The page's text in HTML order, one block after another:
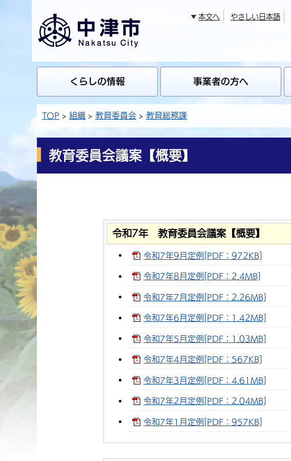
本文へ やさしい日本語
くらしの情報 事業者の方へ
TOP 組織 教育委員会 教育総務課
教育委員会議案【概要】
令和7年 教育委員会議案【概要】
令和7年9月定例[PDF：972KB]
令和7年8月定例[PDF：2.4MB]
令和7年7月定例[PDF：2.26MB]
令和7年6月定例[PDF：1.42MB]
令和7年5月定例[PDF：1.03MB]
令和7年4月定例[PDF：567KB]
令和7年3月定例[PDF：4.61MB]
令和7年2月定例[PDF：2.04MB]
令和7年1月定例[PDF：957KB]